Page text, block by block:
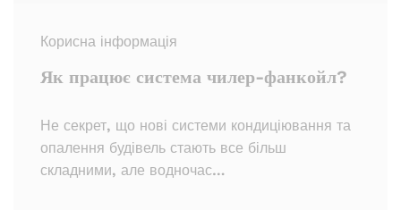
Корисна інформація
Як працює система чилер-фанкойл?
Не секрет, що нові системи кондиціювання та
опалення будівель стають все більш
складними, але водночас…